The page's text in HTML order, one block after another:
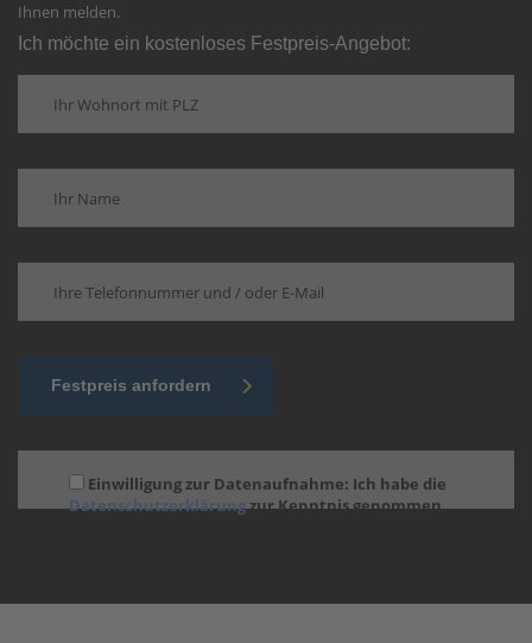
Ihnen melden.
Ich möchte ein kostenloses Festpreis-Angebot:
Festpreis anfordern
Einwilligung zur Datenaufnahme: Ich habe die
Datenschutzerklärungzur Kenntnis genommen